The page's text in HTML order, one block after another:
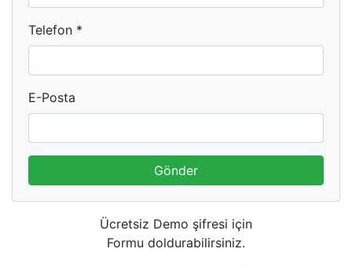
Telefon *
E-Posta
Gönder
Ücretsiz Demo şifresi için
Formu doldurabilirsiniz.